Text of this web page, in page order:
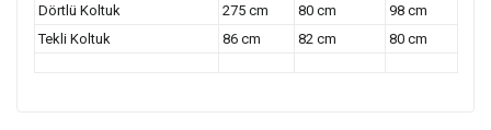
Dörtlü Koltuk
275 cm 80 cm
98 cm
Tekli Koltuk
86 cm 82 cm 80 cm